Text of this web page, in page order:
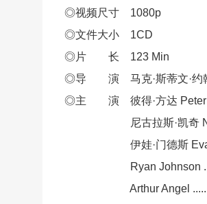
◎视频尺寸 1080p
◎文件大小 1CD
◎片 长 123 Min
◎导 演 马克·斯蒂文·约翰
◎主 演 彼得·方达 Peter
尼古拉斯·凯奇
伊娃·门德斯 Eva
Ryan Johnson .....
Arthur Angel .....